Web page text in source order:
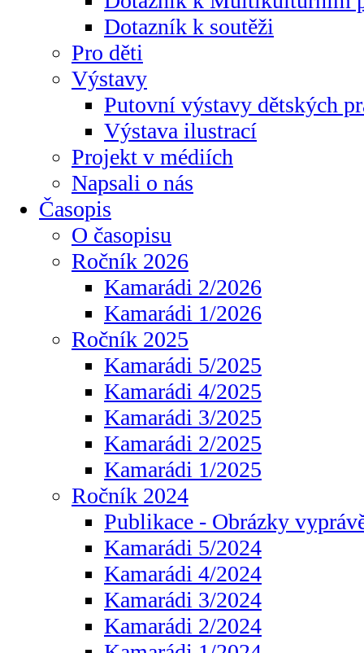
Dotazník k soutěži
Pro děti
Výstavy
Putovní výstavy dětských
Výstava ilustrací
Projekt v médiích
Napsali o nás
Časopis
O časopisu
Ročník 2026
Kamarádi 2/2026
Kamarádi 1/2026
Ročník 2025
Kamarádi 5/2025
Kamarádi 4/2025
Kamarádi 3/2025
Kamarádi 2/2025
Kamarádi 1/2025
Ročník 2024
Publikace - Obrázky
Kamarádi 5/2024
Kamarádi 4/2024
Kamarádi 3/2024
Kamarádi 2/2024